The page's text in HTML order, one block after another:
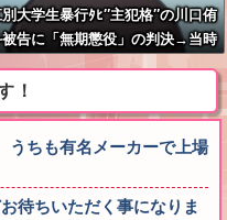
大学生暴行ﾀﾋ″主犯格″の川口侑
被告に「無期懲役」の判決→当時
！
うちも有名メーカーで上場
待ちいただく事になりま